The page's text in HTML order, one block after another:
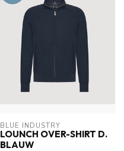
BLUE INDUSTRY
LOUNCH OVER-SHIRT D.
BLAUW